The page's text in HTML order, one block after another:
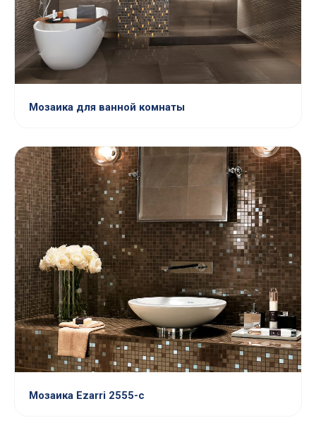
Мозаика для ванной комнаты
Мозаика Ezarri 2555-c